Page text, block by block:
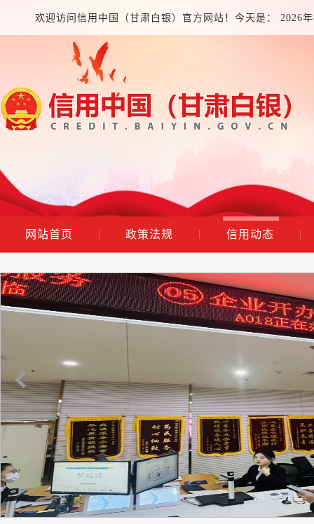
欢迎访问信用中国（甘肃白银）官方网站！今天是： 2026
网站首页 政策法规 信用动态
市场监管总局：一季度全国新设
主体509.8万户
近日，国家市场监督管理总局公布数据显
2026年第一季度，全国新设经营主体509.8
户。其中，新设企业207.4万户，新设个体
户301.4万户
查看详